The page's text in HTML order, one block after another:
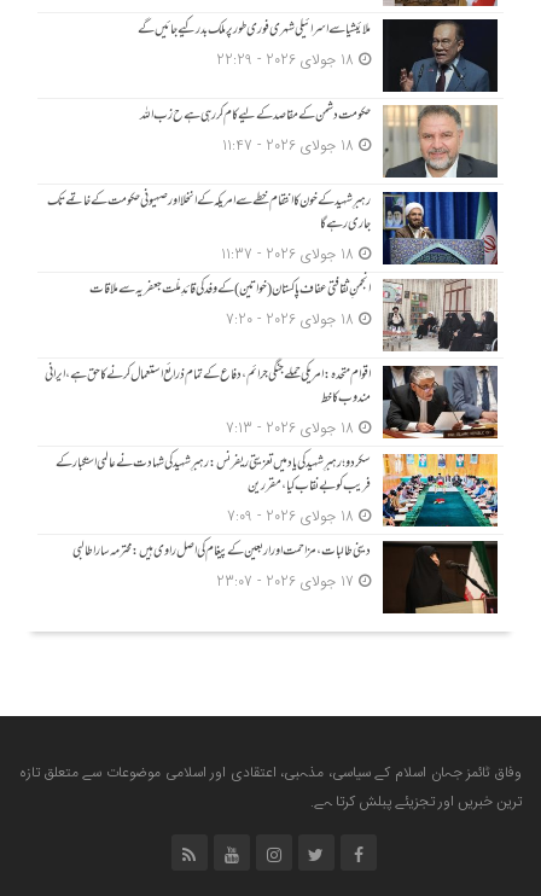
ملائیشیا سے اسرائیلی شہری فوری طور پر ملک بدر کیے جائیں گے
18 جولای 2026 - 22:29
حکومت دشمن کے مقاصد کے لیے کام کر رہی ہے ح زب ا للہ
18 جولای 2026 - 11:47
رہبرِ شہید کے خون کا انتقام خطے سے امریکہ کے انخلا اور صہیونی حکومت کے خاتمے تک
جاری رہے گا
18 جولای 2026 - 11:37
انجمنِ ثقافتی عفاف پاکستان (خواتین) کے وفد کی قائدِ ملّت جعفریہ سے ملاقات
18 جولای 2026 - 7:20
اقوام متحدہ: امریکی حملے جنگی جرائم، دفاع کے تمام ذرائع استعمال کرنے کا حق ہے، ایرانی
مندوب کا خط
18 جولای 2026 - 7:13
سکردو؛ رہبرِ شہید کی یاد میں تعزیتی ریفرنس: رہبرِ شہید کی شہادت نے عالمی استکبار کے
فریب کو بے نقاب کیا، مقررین
18 جولای 2026 - 7:09
دینی طالبات، مزاحمت اور اربعین کے پیغام کی اصل راوی ہیں: محترمہ سارا طالبی
17 جولای 2026 - 23:07
وفاق ٹائمز جہان اسلام کے سیاسی، مذہبی، اعتقادی اور اسلامی موضوعات سے متعلق تازہ
ترین خبریں اور تجزیئے پبلش کرتا ہے.